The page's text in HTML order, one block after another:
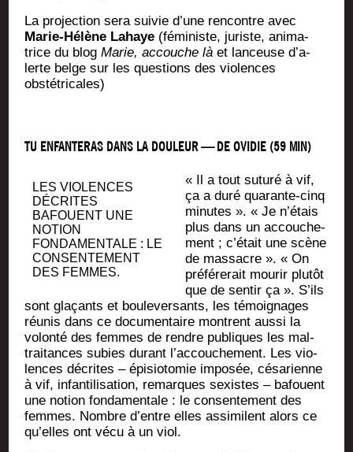
La pro­jec­tion sera sui­vie d’une ren­contre avec
Marie-Hélène Lahaye (fémi­niste, juriste, ani­ma­
trice du blogMarie, accouche là et lan­ceuse d’a­
lerte belge sur les ques­tions des vio­lences
obstétricales)
TU ENFANTERAS DANS LA DOULEUR — DE OVIDIE (59 MIN)
LES VIO­LENCES
DÉCRITES
BAFOUENT UNE
NOTION
FON­DA­MEN­TALE : LE
CONSEN­TE­MENT
DES FEMMES.
« Il a tout sutu­ré à vif,
ça a duré qua­rante-cinq
minutes ». « Je n’étais
plus dans un accou­che­
ment ; c’était une scène
de mas­sacre ». « On
pré­fé­re­rait mou­rir plu­tôt
que de sen­tir ça ». S’ils
sont gla­çants et bou­le­ver­sants, les témoi­gnages
réunis dans ce docu­men­taire montrent aus­si la
volon­té des femmes de rendre publiques les mal­
trai­tances subies durant l’accouchement. Les vio­
lences décrites – épi­sio­to­mie impo­sée, césa­rienne
à vif, infan­ti­li­sa­tion, remarques sexistes – bafouent
une notion fon­da­men­tale : le consen­te­ment des
femmes. Nombre d’entre elles assi­milent alors ce
qu’elles ont vécu à un viol.